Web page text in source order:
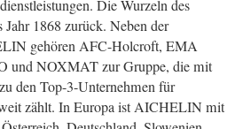
Die Wurzeln des
Jahr 1868 zurück. Neben der
gehören AFC-Holcroft, EMA
und NOXMAT zur Gruppe, die mit
den Top-3-Unternehmen für
zählt. In Europa ist AICHELIN mit